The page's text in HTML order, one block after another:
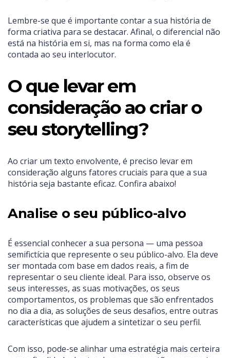
Lembre-se que é importante contar a sua história de
forma criativa para se destacar. Afinal, o diferencial não
está na história em si, mas na forma como ela é
contada ao seu interlocutor.
O que levar em
consideração ao criar o
seu storytelling?
Ao criar um texto envolvente, é preciso levar em
consideração alguns fatores cruciais para que a sua
história seja bastante eficaz. Confira abaixo!
Analise o seu público-alvo
É essencial conhecer a sua persona — uma pessoa
semifictícia que represente o seu público-alvo. Ela deve
ser montada com base em dados reais, a fim de
representar o seu cliente ideal. Para isso, observe os
seus interesses, as suas motivações, os seus
comportamentos, os problemas que são enfrentados
no dia a dia, as soluções de seus desafios, entre outras
características que ajudem a sintetizar o seu perfil.
Com isso, pode-se alinhar uma estratégia mais certeira